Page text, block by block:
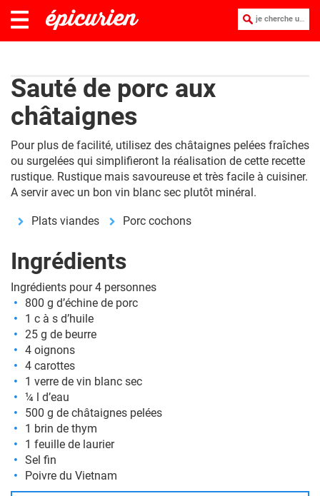
je cherche une recette :
Sauté de porc aux
châtaignes
Pour plus de facilité, utilisez des châtaignes pelées fraîches
ou surgelées qui simplifieront la réalisation de cette recette
rustique. Rustique mais savoureuse et très facile à cuisiner.
A servir avec un bon vin blanc sec plutôt minéral.
Plats viandes Porc cochons
Ingrédients
Ingrédients pour 4 personnes
800 g d’échine de porc
1 c à s d’huile
25 g de beurre
4 oignons
4 carottes
1 verre de vin blanc sec
¼ l d’eau
500 g de châtaignes pelées
1 brin de thym
1 feuille de laurier
Sel fin
Poivre du Vietnam